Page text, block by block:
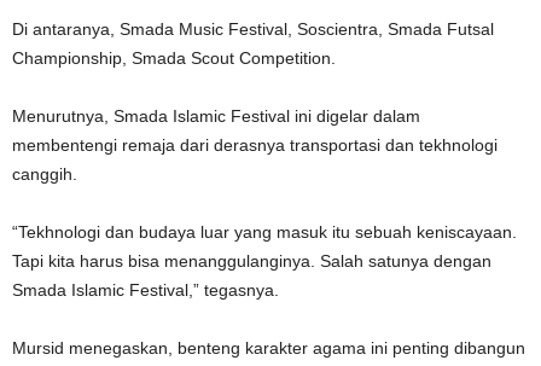
Di antaranya, Smada Music Festival, Soscientra, Smada Futsal
Championship, Smada Scout Competition.
Menurutnya, Smada Islamic Festival ini digelar dalam
membentengi remaja dari derasnya transportasi dan tekhnologi
canggih.
“Tekhnologi dan budaya luar yang masuk itu sebuah keniscayaan.
Tapi kita harus bisa menanggulanginya. Salah satunya dengan
Smada Islamic Festival,” tegasnya.
Mursid menegaskan, benteng karakter agama ini penting dibangun